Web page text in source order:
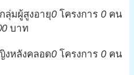
ลุ่มผู้สูงอายุ0โครงการ 0คน
บาท
งหลังคลอด0โครงการ 0คน